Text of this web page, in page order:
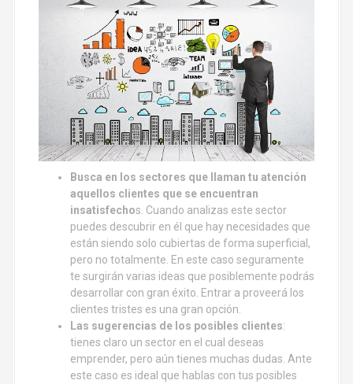
Busca en los sectores que llaman tu atención
aquellos clientes que se encuentran
insatisfechos. Cuando analizas este sector
puedes descubrir en él que hay necesidades que
están siendo solo cubiertas de forma superficial,
pero no totalmente. En este caso seguramente
te surgirán varias ideas que posiblemente podrás
desarrollar con gran éxito. Entrar a proveerá los
clientes tristes es una gran opción.
Las sugerencias de los posibles clientes:
tienes claro un sector en el cual deseas
emprender, pero aún tienes muchas dudas. Ante
este caso es ideal que hablas con tus posibles